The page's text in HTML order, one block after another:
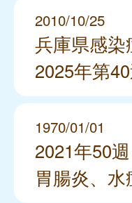
2010/10/25
兵庫県感染
2025年第
1970/01/01
2021年50
胃腸炎、水